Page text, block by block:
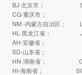
BJ-北京市；
CQ-重庆市；
NM -内蒙古自治区
HL-黑龙江省；
AH-安徽省；
SD-山东省；
HN-湖南省； GD-
HI-海南省； SC-